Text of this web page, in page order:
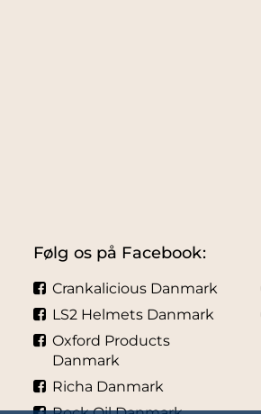
Følg os på Facebook:
Crankalicious Danmark
LS2 Helmets Danmark
Oxford Products
Danmark
Richa Danmark